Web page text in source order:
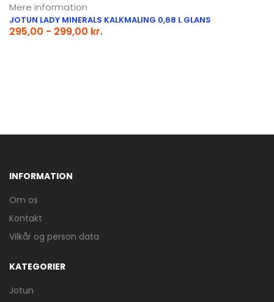
Mere information
JOTUN LADY MINERALS KALKMALING 0,68 L GLANS
295,00 - 299,00 kr.
INFORMATION
Om os
Kontakt
Vilkår og person data
KATEGORIER
Jotun